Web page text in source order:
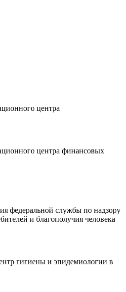
центра
центра финансовых
федеральной службы по надзору
и благополучия человека
гигиены и эпидемиологии в